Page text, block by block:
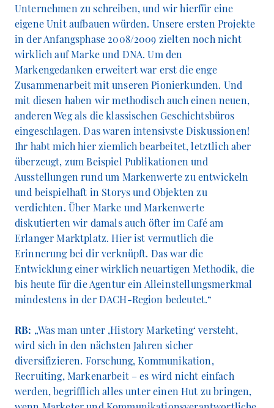
Unternehmen zu schreiben, und wir hierfür eine
eigene Unit aufbauen würden. Unsere ersten Projekte
in der Anfangsphase 2008/2009 zielten noch nicht
wirklich auf Marke und DNA. Um den
Markengedanken erweitert war erst die enge
Zusammenarbeit mit unseren Pionierkunden. Und
mit diesen haben wir methodisch auch einen neuen,
anderen Weg als die klassischen Geschichtsbüros
eingeschlagen. Das waren intensivste Diskussionen!
Ihr habt mich hier ziemlich bearbeitet, letztlich aber
überzeugt, zum Beispiel Publikationen und
Ausstellungen rund um Markenwerte zu entwickeln
und beispielhaft in Storys und Objekten zu
verdichten. Über Marke und Markenwerte
diskutierten wir damals auch öfter im Café am
Erlanger Marktplatz. Hier ist vermutlich die
Erinnerung bei dir verknüpft. Das war die
Entwicklung einer wirklich neuartigen Methodik, die
bis heute für die Agentur ein Alleinstellungsmerkmal
mindestens in der DACH-Region bedeutet.“
RB: „Was man unter ‚History Marketing‘ versteht,
wird sich in den nächsten Jahren sicher
diversifizieren. Forschung, Kommunikation,
Recruiting, Markenarbeit – es wird nicht einfach
werden, begrifflich alles unter einen Hut zu bringen,